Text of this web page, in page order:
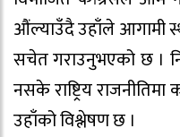
औंल्याउँदै उहाँले आगामी
सचेत गराउनुभएको छ ।
नसके राष्ट्रिय
उहाँको विश्लेषण छ ।